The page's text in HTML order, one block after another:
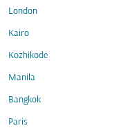
London
Kairo
Kozhikode
Manila
Bangkok
Paris